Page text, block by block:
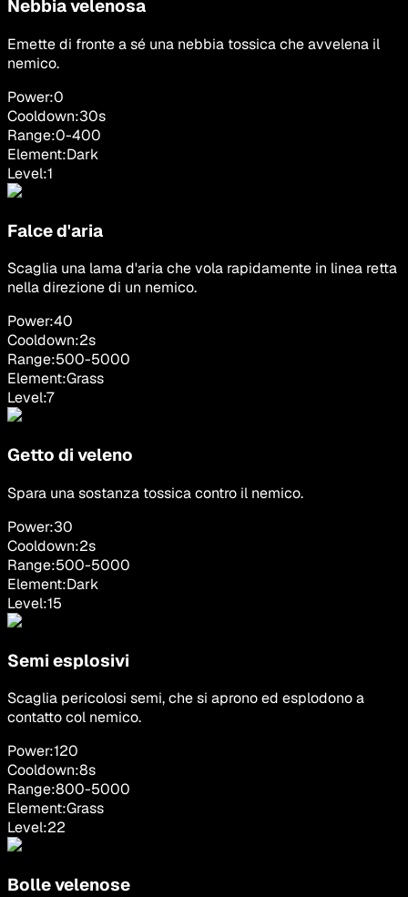
Nebbia velenosa
Emette di fronte a sé una nebbia tossica che avvelena il
nemico.
Power:0
Cooldown:30s
Range:0-400
Element:Dark
Level:1
Falce d'aria
Scaglia una lama d'aria che vola rapidamente in linea retta
nella direzione di un nemico.
Power:40
Cooldown:2s
Range:500-5000
Element:Grass
Level:7
Getto di veleno
Spara una sostanza tossica contro il nemico.
Power:30
Cooldown:2s
Range:500-5000
Element:Dark
Level:15
Semi esplosivi
Scaglia pericolosi semi, che si aprono ed esplodono a
contatto col nemico.
Power:120
Cooldown:8s
Range:800-5000
Element:Grass
Level:22
Bolle velenose